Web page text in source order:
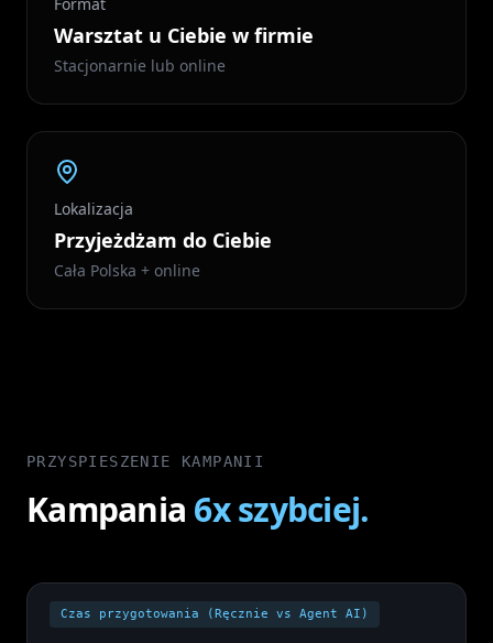
Warsztat u Ciebie w firmie
Stacjonarnie lub online
Lokalizacja
Przyjeżdżam do Ciebie
Cała Polska + online
PRZYSPIESZENIE KAMPANII
Kampania 6x szybciej.
Czas przygotowania (Ręcznie vs Agent AI)